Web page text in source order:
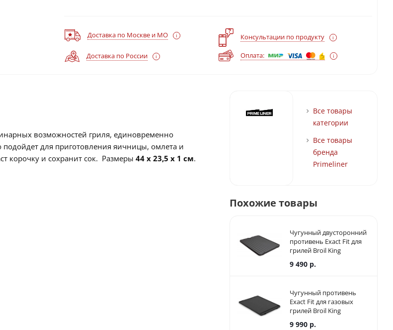
Доставка по Москве и МО ?
Консультации по продукту
Доставка по России Оплата:
возможностей гриля, единовременно
подойдет для приготовления яичницы, омлета и
корочку и сохранит сок. Размеры 44 x 23,5 x 1 см.
Все товары
категории
Все товары
бренда
Primeliner
Похожие товары
Чугунный двусторонний
противень Exact Fit для
грилей Broil King
9 490р.
Чугунный противень
Exact Fit для газовых
грилей Broil King
9 990р.